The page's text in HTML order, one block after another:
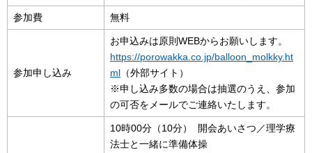
参加費 無料
参加申し込み
お申込みは原則WEBからお願いします。
https://porowakka.co.jp/balloon_molkky.ht
ml （外部サイト）
※申し込み多数の場合は抽選のうえ、参加
の可否をメールでご連絡いたします。
10時00分（10分） 開会あいさつ／理学療
法士と一緒に準備体操